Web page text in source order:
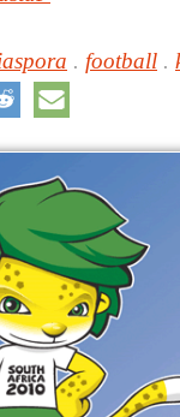
. football .